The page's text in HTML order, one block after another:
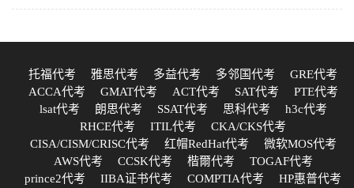
托福代考 雅思代考 多益代考 多邻国代考
GRE代考
ACCA代考
GMAT代考 ACT代考 SAT代考
PTE代考
lsat代考
朗思代考 SSAT代考 思科代考
h3c代考
RHCE代考
ITIL代考
CKA/CKS代考
CISA/CISM/CRISC代考
红帽RedHat代考
微软MOS代考
AWS代考
CCSK代考 楷爾代考
TOGAF代考
prince2代考
IIBA证书代考 COMPTIA代考
HP惠普代考